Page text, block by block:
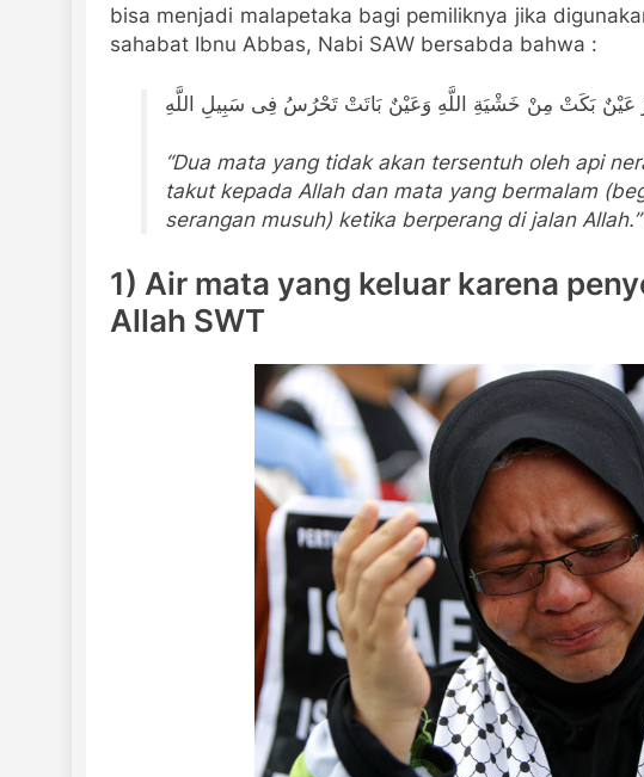
bisa menjadi malapetaka bagi pemiliknya jika
sahabat Ibnu Abbas, Nabi SAW bersabda bahwa :
عَيْنٌ بَكَتْ مِنْ خَشْيَةِ اللَّهِ وَعَيْنٌ بَاتَتْ تَحْرُسُ فِى سَبِيلِ اللَّهِ
“Dua mata yang tidak akan tersentuh oleh api
takut kepada Allah dan mata yang bermalam
serangan musuh) ketika berperang di jalan Allah.”
1) Air mata yang keluar karena
Allah SWT